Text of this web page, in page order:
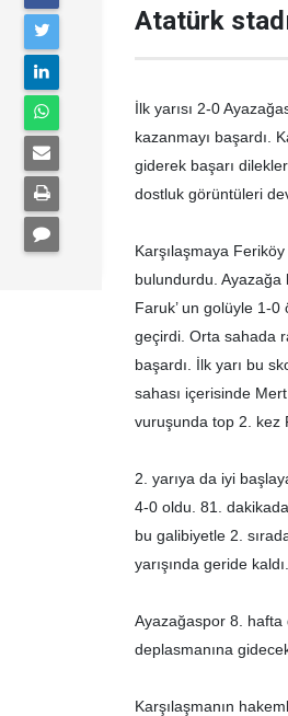
Atatürk
İlk yarısı 2-0
kazanmayı başardı.
giderek başarı
dostluk görüntüleri
Karşılaşmaya
bulundurdu. Ayazağa
Faruk’ un golüyle 1-
geçirdi. Orta sahada
başardı. İlk yarı bu
sahası içerisinde
vuruşunda top 2. kez
2. yarıya da iyi
4-0 oldu. 81.
bu galibiyetle 2.
yarışında geride kaldı.
Ayazağaspor 8. hafta
deplasmanına
Karşılaşmanın